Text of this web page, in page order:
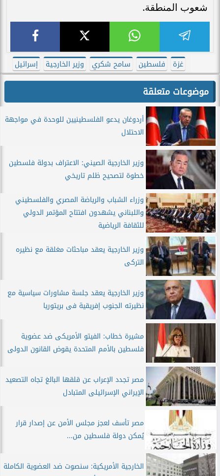
شعوب المنطقة.
غزة فلسطين سامح شكري وزير الخارجية إسرائيل
موضوعات متعلقة
أردوغان يدعو الفلسطينيين للوحدة في مواجهة
الاحتلال
وزير الخارجية الصيني: الاعتراف بدولة فلسطين
خطوة لتصحيح ظلم تاريخي
وزراء الشباب والرياضة المصري والفلسطيني
واللبناني يشهدون افتتاح المؤتمر الدولي
للثقافة الرياضية
وزير الخارجية يعقد مباحثات مغلقة مع نظيره
التركى
وزير الخارجية يعقد جلسة مشاورات سياسية مع
نظيرته الجنوب إفريقية فى بريتوريا
مشيرة خطاب: الفيتو الأمريكى ضد عضوية
فلسطين بالأمم المتحدة يقوض القانون الدولى
مصر تجدد الإعراب عن قلقها البالغ تجاه التصعيد
الإيراني الإسرائيلى المتبادل
مصر تأسف لعجز مجلس الأمن عن إصدار قرار
يُمكن دولة فلسطين من...
الخارجية الأمريكية: سنصوت ضد العضوية الكاملة